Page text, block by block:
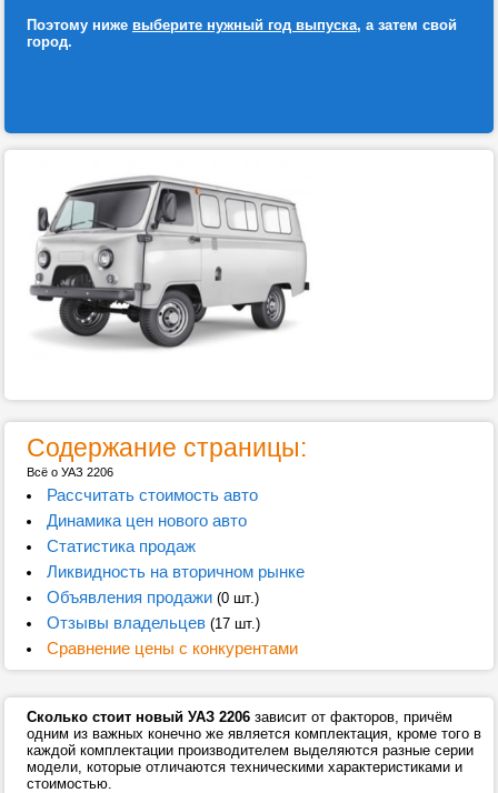
Поэтому ниже выберите нужный год выпуска, а затем свой
город.
Содержание страницы:
Всё о УАЗ 2206
Рассчитать стоимость авто
Динамика цен нового авто
Статистика продаж
Ликвидность на вторичном рынке
Объявления продажи(0 шт.)
Отзывы владельцев(17 шт.)
Сравнение цены с конкурентами
Сколько стоит новый УАЗ 2206 зависит от факторов, причём
одним из важных конечно же является комплектация, кроме того в
каждой комплектации производителем выделяются разные серии
модели, которые отличаются техническими характеристиками и
стоимостью.